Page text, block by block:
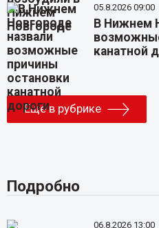
05.8.2026 09:00
В Нижнем
канатной
Еще в рубрике
Подробно
06.8.2026 13:00